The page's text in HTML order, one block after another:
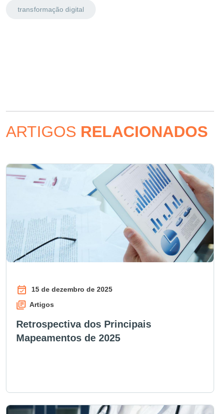
transformação digital
ARTIGOS RELACIONADOS
15 de dezembro de 2025
Artigos
Retrospectiva dos Principais
Mapeamentos de 2025